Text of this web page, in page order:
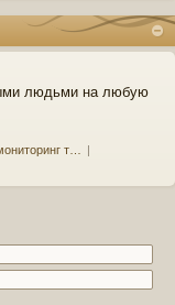
людьми на любую
т…